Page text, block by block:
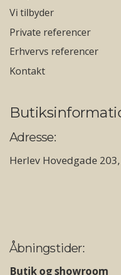
Vi tilbyder
Private referencer
Erhvervs referencer
Kontakt
Adresse:
Herlev Hovedgade
Åbningstider:
Butik og showroom